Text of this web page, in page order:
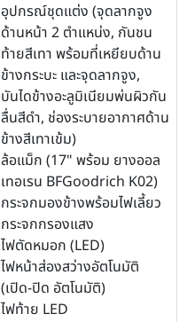
อุปกรณ์ชุดแต่ง (จุดลากจูง
ด้านหน้า 2 ตำแหน่ง, กันชน
ท้ายสีเทา พร้อมที่เหยียบด้าน
ข้างกระบะ และจุดลากจูง,
บันไดข้างอะลูมิเนียมพ่นผิวกัน
ลื่นสีดำ, ช่องระบายอากาศด้าน
ข้างสีเทาเข้ม)
ล้อแม็ก (17" พร้อม ยางออล
เทอเรน BFGoodrich K02)
กระจกมองข้างพร้อมไฟเลี้ยว
กระจกกรองแสง
ไฟตัดหมอก (LED)
ไฟหน้าส่องสว่างอัตโนมัติ
(เปิด-ปิด อัตโนมัติ)
ไฟท้าย LED